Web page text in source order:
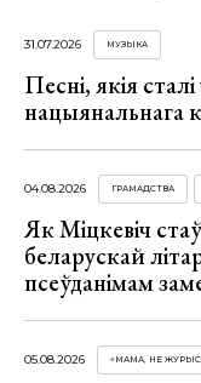
31.07.2026 МУЗЫКА
Песні, якія
нацыянальнага
04.08.2026 ГРАМАДСТВА
Як Міцкевіч
беларускай
псеўданімам
05.08.2026 «МАМА, НЕ